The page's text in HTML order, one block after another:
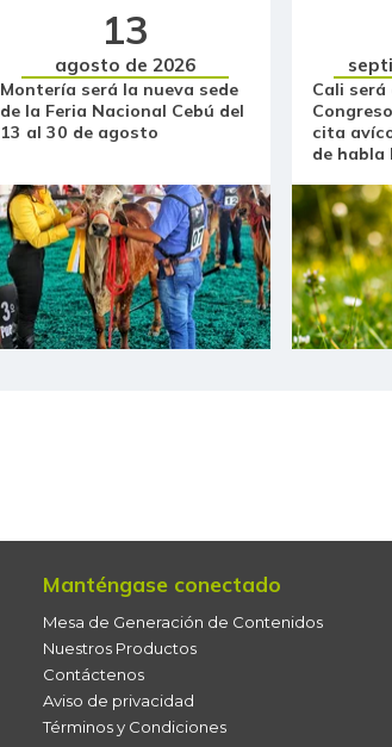
Chocolate dulce
Chócolo mazorca
Cilantro
Ciruela negra
Ciruela negra chilena
Ciruela roja
Curuba larga
Durazno
Espinaca
Espinazo de cerdo
13
agosto de 2026
Montería será la nueva sede
de la Feria Nacional Cebú del
13 al 30 de agosto
Cali será
cita
de habla
Manténgase conectado
Mesa de Generación de Contenidos
Nuestros Productos
Contáctenos
Aviso de privacidad
Términos y Condiciones